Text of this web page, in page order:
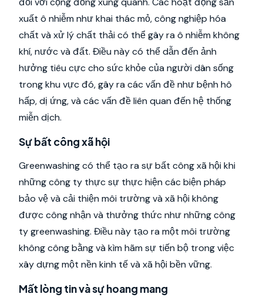
xuất ô nhiễm như khai thác mỏ, công nghiệp hóa
chất và xử lý chất thải có thể gây ra ô nhiễm không
khí, nước và đất. Điều này có thể dẫn đến ảnh
hưởng tiêu cực cho sức khỏe của người dân sống
trong khu vực đó, gây ra các vấn đề như bệnh hô
hấp, dị ứng, và các vấn đề liên quan đến hệ thống
miễn dịch.
Sự bất công xã hội
Greenwashing có thể tạo ra sự bất công xã hội khi
những công ty thực sự thực hiện các biện pháp
bảo vệ và cải thiện môi trường và xã hội không
được công nhận và thưởng thức như những công
ty greenwashing. Điều này tạo ra một môi trường
không công bằng và kìm hãm sự tiến bộ trong việc
xây dựng một nền kinh tế và xã hội bền vững.
Mất lòng tin và sự hoang mang